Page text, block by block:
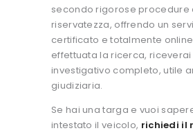
secondo rigorose procedure
riservatezza, offrendo un
certificato e totalmente
effettuata la ricerca,
investigativo completo, utile
giudiziaria.
Se hai una targa e vuoi
intestato il veicolo, richiedi il